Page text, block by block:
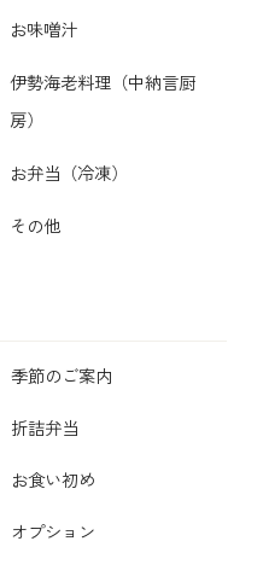
お味噌汁
伊勢海老料理（中納言厨
房）
お弁当（冷凍）
その他
季節のご案内
折詰弁当
お食い初め
オプション